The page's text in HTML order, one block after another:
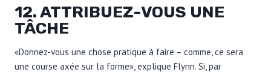
12. ATTRIBUEZ-VOUS UNE
TÂCHE
«Donnez-vous une chose pratique à faire – comme, ce sera
une course axée sur la forme», explique Flynn. Si, par